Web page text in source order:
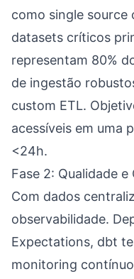
como single
datasets críticos
representam 80%
de ingestão
custom ETL.
acessíveis em uma
<24h.
Fase 2: Qualidade
Com dados
observabilidade.
Expectations, dbt
monitoring